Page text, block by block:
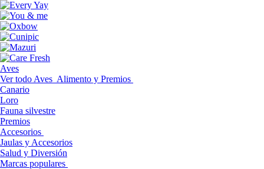
Aves
Ver todo Aves Alimento y Premios
Canario
Loro
Fauna silvestre
Premios
Accesorios
Jaulas y Accesorios
Salud y Diversión
Marcas populares